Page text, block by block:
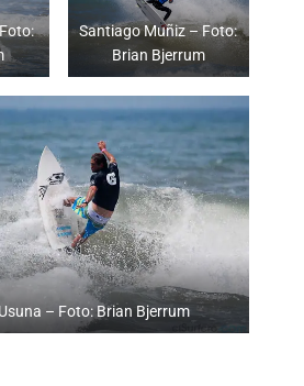
Santiago Muñiz – Foto:
Brian Bjerrum
– Foto: Brian Bjerrum